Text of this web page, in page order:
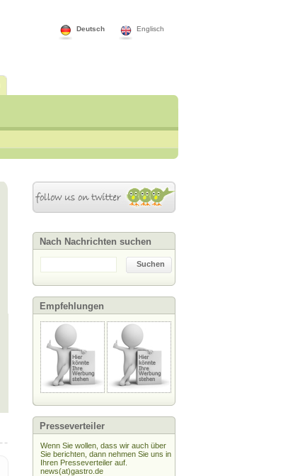
Englisch
Deutsch
Nach Nachrichten suchen
Suchen
Empfehlungen
Presseverteiler
Wenn Sie wollen, dass wir auch über
Sie berichten, dann nehmen Sie uns in
Ihren Presseverteiler auf.
news(at)gastro.de